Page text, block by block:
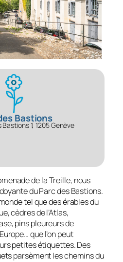
Bastions
1, 1205 Genève
de la Treille, nous
du Parc des Bastions.
tel que des érables du
cèdres de l’Atlas,
pins pleureurs de
que l’on peut
petites étiquettes. Des
parsèment les chemins du